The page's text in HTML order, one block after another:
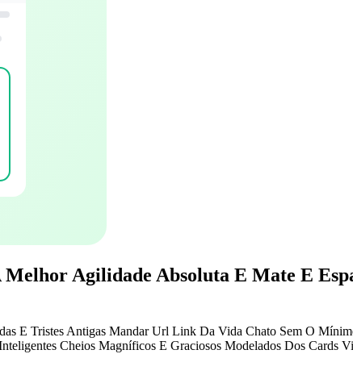
Agilidade Absoluta E Mate E
E Tristes Antigas Mandar Url Link Da Vida Chato Sem O
Cheios Magníficos E Graciosos Modelados Dos Cards